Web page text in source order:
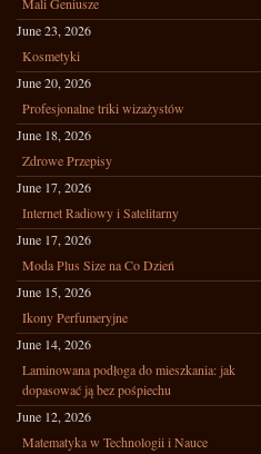
June 23, 2026
Kosmetyki
June 20, 2026
Profesjonalne triki wizażystów
June 18, 2026
Zdrowe Przepisy
June 17, 2026
Internet Radiowy i Satelitarny
June 17, 2026
Moda Plus Size na Co Dzień
June 15, 2026
Ikony Perfumeryjne
June 14, 2026
Laminowana podłoga do mieszkania: jak
dopasować ją bez pośpiechu
June 12, 2026
Matematyka w Technologii i Nauce